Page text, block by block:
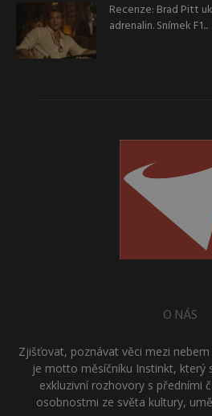
Recenze: Brad Pitt
adrenalin. Snímek F1...
O NÁS
Zjišťovat, poznávat věci mezi
je motto měsíčníku Instinkt, který
exkluzivní rozhovory s předními
osobnostmi ze světa kultury,